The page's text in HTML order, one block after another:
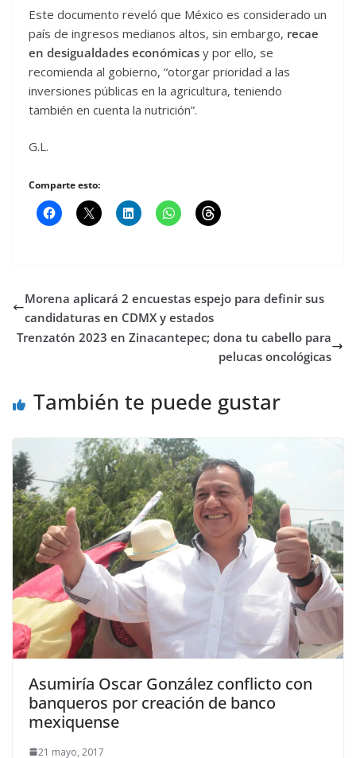
Este documento reveló que México es considerado un
país de ingresos medianos altos, sin embargo, recae
en desigualdades económicas y por ello, se
recomienda al gobierno, “otorgar prioridad a las
inversiones públicas en la agricultura, teniendo
también en cuenta la nutrición”.
G.L.
Comparte esto:
Morena aplicará 2 encuestas espejo para definir sus
candidaturas en CDMX y estados
Trenzatón 2023 en Zinacantepec; dona tu cabello para
pelucas oncológicas
También te puede gustar
Asumiría Oscar González conflicto con
banqueros por creación de banco
mexiquense
21 mayo, 2017